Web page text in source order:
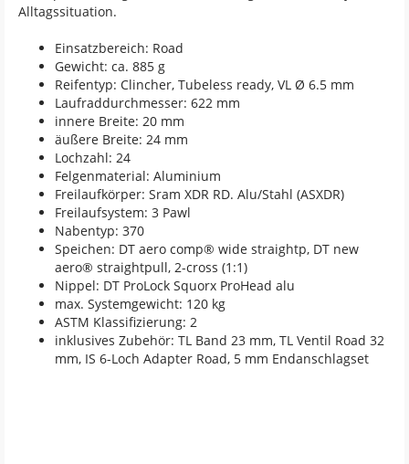
Alltagssituation.
Einsatzbereich: Road
Gewicht: ca. 885 g
Reifentyp: Clincher, Tubeless ready, VL Ø 6.5 mm
Laufraddurchmesser: 622 mm
innere Breite: 20 mm
äußere Breite: 24 mm
Lochzahl: 24
Felgenmaterial: Aluminium
Freilaufkörper: Sram XDR RD. Alu/Stahl (ASXDR)
Freilaufsystem: 3 Pawl
Nabentyp: 370
Speichen: DT aero comp® wide straightp, DT new
aero® straightpull, 2-cross (1:1)
Nippel: DT ProLock Squorx ProHead alu
max. Systemgewicht: 120 kg
ASTM Klassifizierung: 2
inklusives Zubehör: TL Band 23 mm, TL Ventil Road 32
mm, IS 6-Loch Adapter Road, 5 mm Endanschlagset